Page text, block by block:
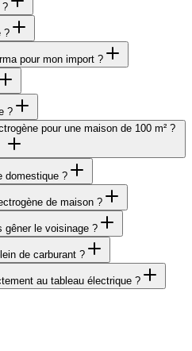
?
?
pour mon import ?
?
pour une maison de 100 m² ?
domestique ?
de maison ?
gêner le voisinage ?
de carburant ?
au tableau électrique ?